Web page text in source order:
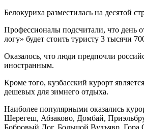
Белокуриха разместилась на десятой
Профессионалы подсчитали, что день
логу» будет стоить туристу 3 тысячи
Оказалось, что люди предпочли
иностранным.
Кроме того, кузбасский курорт
дешевых для зимнего отдыха.
Наиболее популярными оказались
Шерегеш, Абзаково, Домбай,
Бобровый Лог, Большой Вудъявр, Гора